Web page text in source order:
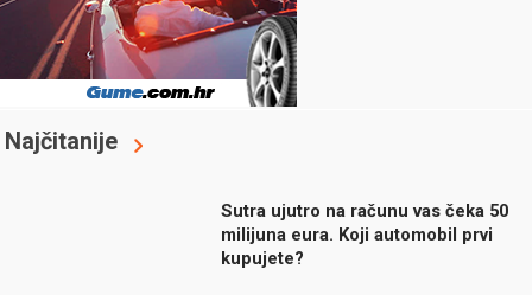
Najčitanije
Sutra ujutro na računu vas čeka 50
milijuna eura. Koji automobil prvi
kupujete?